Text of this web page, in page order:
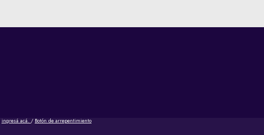
ingresá acá. / Botón de arrepentimiento